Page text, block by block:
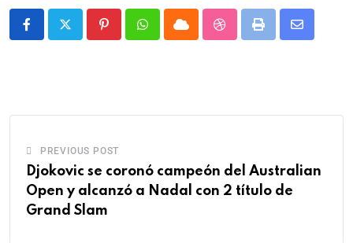
PREVIOUS POST
Djokovic se coronó campeón del Australian
Open y alcanzó a Nadal con 2 título de
Grand Slam